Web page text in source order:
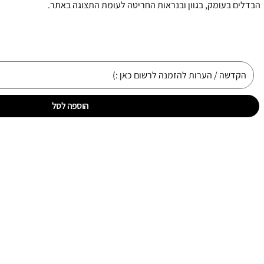
הבדלים בעומק, בגוון ובנראות החריטה לעומת התצוגה באתר.
הוספה לסל